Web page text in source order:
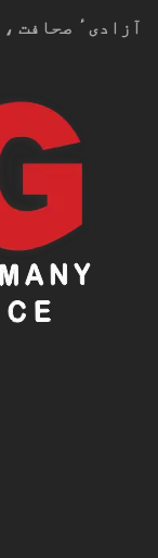
آزادیٴ صحافت